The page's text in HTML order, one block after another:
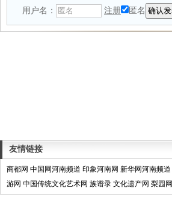
用户名： 注册 匿名
友情链接
商都网 中国网河南频道 印象河南网 新华网河南频道
游网 中国传统文化艺术网 族谱录 文化遗产网 梨园网